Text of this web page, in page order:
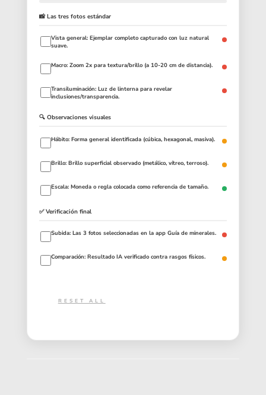
📸 Las tres fotos estándar
Vista general: Ejemplar completo capturado con luz natural
suave.
Macro: Zoom 2x para textura/brillo (a 10-20 cm de distancia).
Transiluminación: Luz de linterna para revelar
inclusiones/transparencia.
🔍 Observaciones visuales
Hábito: Forma general identificada (cúbica, hexagonal, masiva).
Brillo: Brillo superficial observado (metálico, vítreo, terroso).
Escala: Moneda o regla colocada como referencia de tamaño.
✅ Verificación final
Subida: Las 3 fotos seleccionadas en la app Guía de minerales.
Comparación: Resultado IA verificado contra rasgos físicos.
RESET ALL